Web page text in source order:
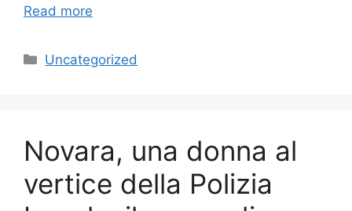
Read more
Categories
Uncategorized
Novara, una donna al
vertice della Polizia